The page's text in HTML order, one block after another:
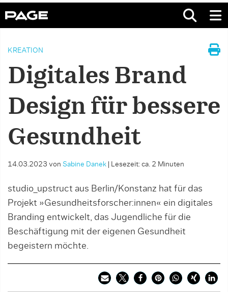
KREATION
Digitales Brand
Design für bessere
Gesundheit
14.03.2023 von Sabine Danek Lesezeit: ca. 2 Minuten
studio_upstruct aus Berlin/Konstanz hat für das
Projekt »Gesundheitsforscher:innen« ein digitales
Branding entwickelt, das Jugendliche für die
Beschäftigung mit der eigenen Gesundheit
begeistern möchte.